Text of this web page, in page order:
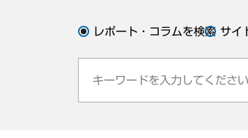
レポート・コラムを検索 サイ